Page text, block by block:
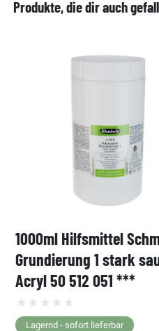
Produkte, die dir auch
1000ml Hilfsmittel
Grundierung 1 stark
Acryl 50 512 051 ***
Lagernd - sofort lieferbar